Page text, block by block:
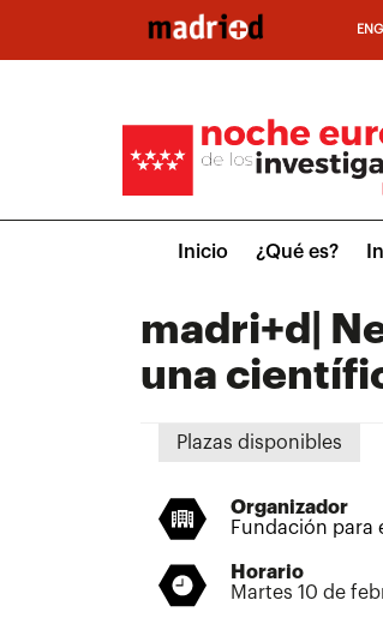
contenido
menuInicio ¿Qué es?
madri+d|
una
Plazas disponibles
Organizador
Fundación para
Horario
Martes 10 de